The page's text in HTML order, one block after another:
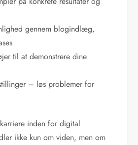
gennem blogindlæg,
til at demonstrere dine
– løs problemer for
inden for digital
ikke kun om viden, men om